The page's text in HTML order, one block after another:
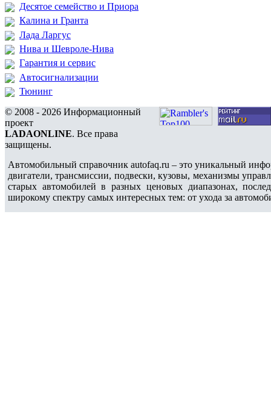
Десятое семейство и Приора
Калина и Гранта
Лада Ларгус
Нива и Шевроле-Нива
Гарантия и сервис
Автосигнализации
Тюнинг
© 2008 - 2026 Информационный
проект
LADAONLINE. Все права
защищены.
Автомобильный справочник autofaq.ru – это уникальный
двигатели, трансмиссии, подвески, кузовы, механизмы
старых автомобилей в разных ценовых диапазонах,
широкому спектру самых интересных тем: от ухода за